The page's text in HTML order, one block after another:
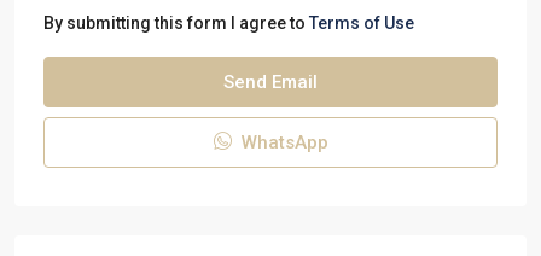
By submitting this form I agree to Terms of Use
Send Email
WhatsApp